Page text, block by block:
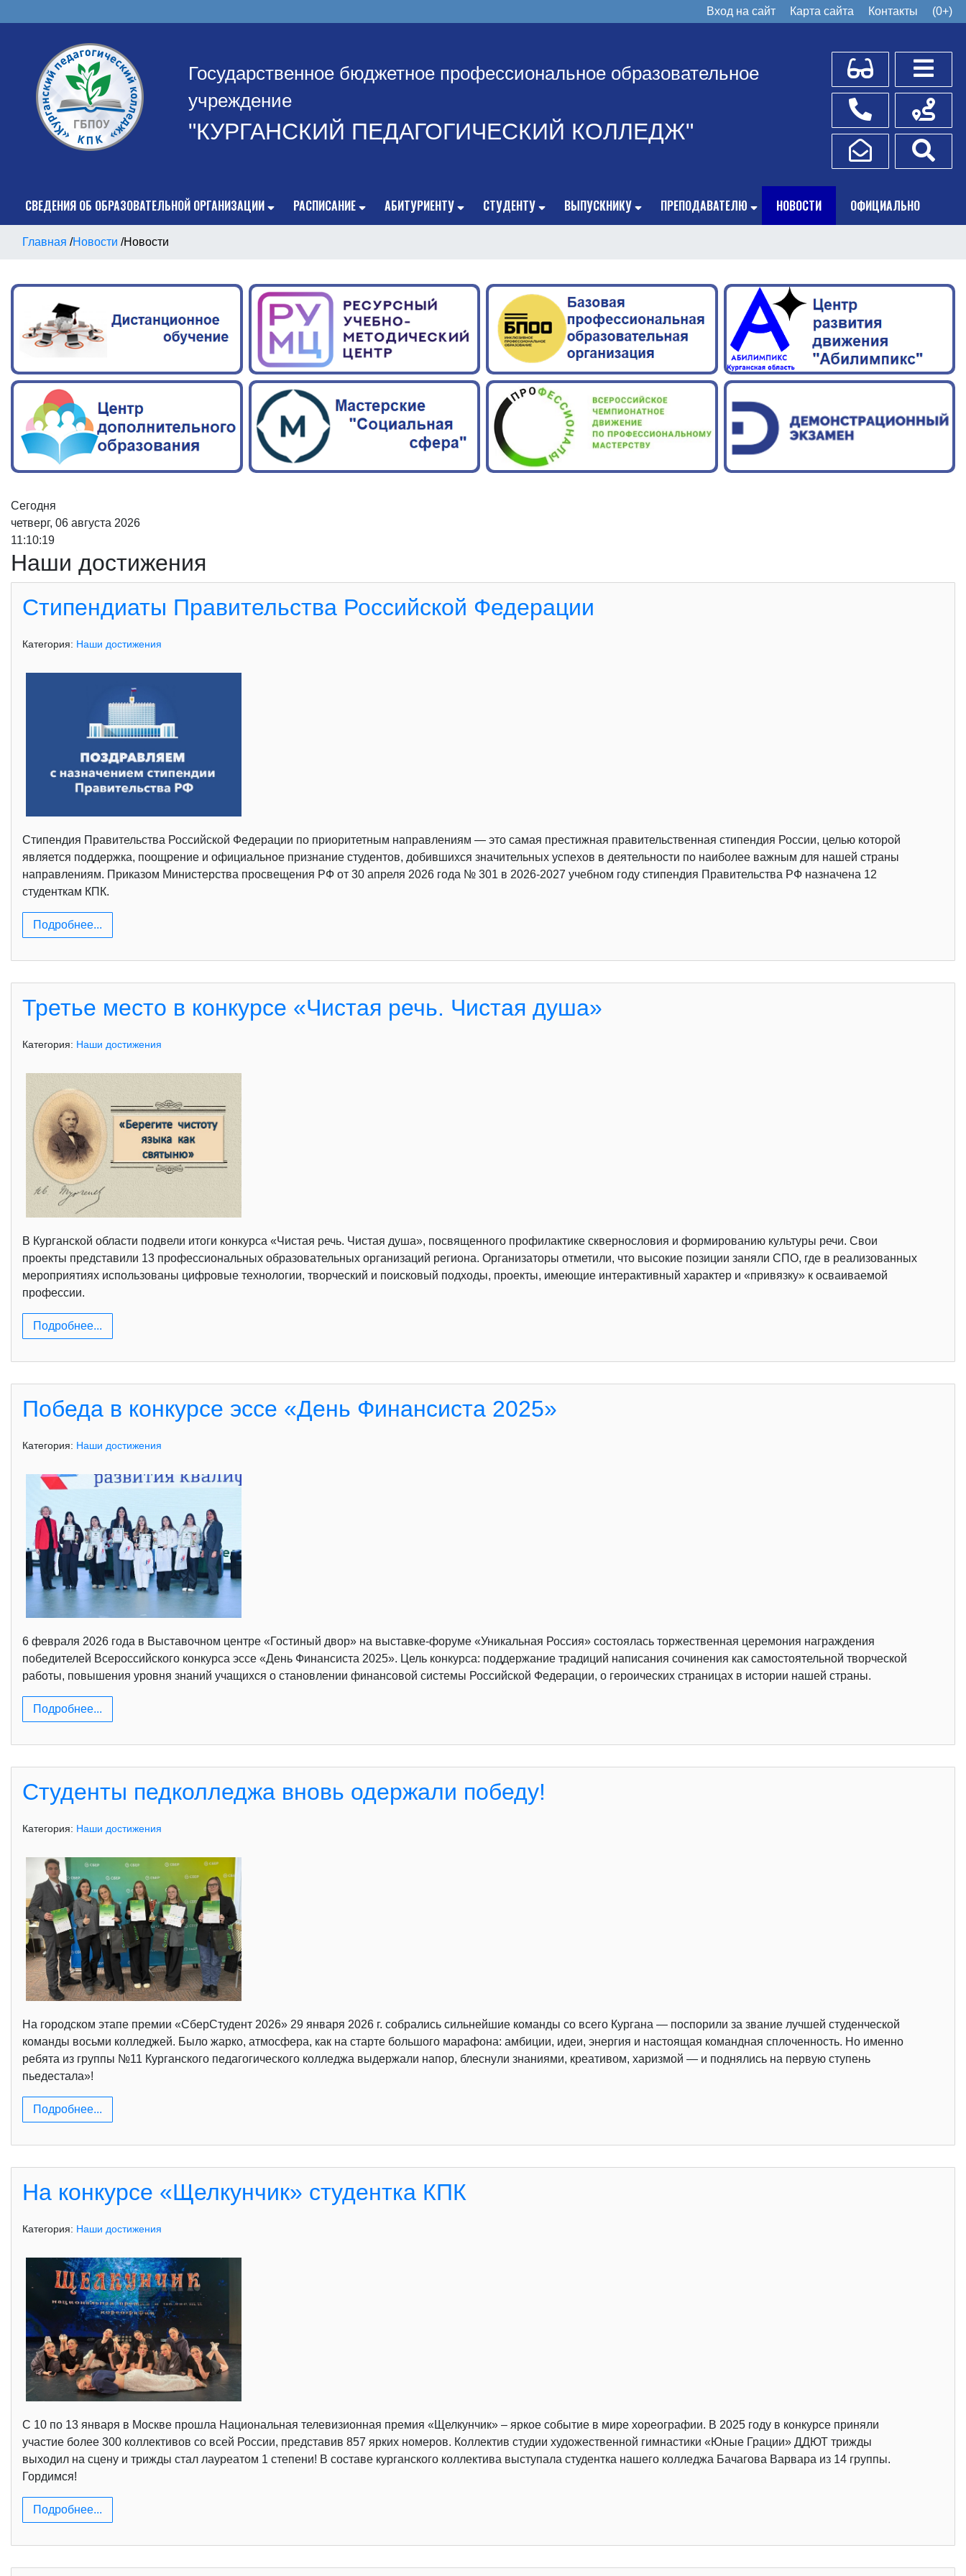
Вход на сайт Карта сайта Контакты (0+)
Государственное бюджетное профессиональное образовательное
учреждение
"КУРГАНСКИЙ ПЕДАГОГИЧЕСКИЙ КОЛЛЕДЖ"
Для слабовидящих
Телефоны
Написать обращение
Схема
СВЕДЕНИЯ ОБ ОБРАЗОВАТЕЛЬНОЙ ОРГАНИЗАЦИИ РАСПИСАНИЕ АБИТУРИЕНТУ СТУДЕНТУ ВЫПУСКНИКУ ПРЕПОДАВАТЕЛЮ НОВОСТИ ОФИЦИАЛЬНО
Главная /Новости /Новости
Сегодня
четверг, 06 августа 2026
11:10:20
Наши достижения
Стипендиаты Правительства Российской Федерации
Категория: Наши достижения
Стипендия Правительства Российской Федерации по приоритетным направлениям — это самая престижная правительственная стипендия России, целью которой
является поддержка, поощрение и официальное признание студентов, добившихся значительных успехов в деятельности по наиболее важным для нашей страны
направлениям. Приказом Министерства просвещения РФ от 30 апреля 2026 года № 301 в 2026-2027 учебном году стипендия Правительства РФ назначена 12
студенткам КПК.
Подробнее...
Третье место в конкурсе «Чистая речь. Чистая душа»
Категория: Наши достижения
В Курганской области подвели итоги конкурса «Чистая речь. Чистая душа», посвященного профилактике сквернословия и формированию культуры речи. Свои
проекты представили 13 профессиональных образовательных организаций региона. Организаторы отметили, что высокие позиции заняли СПО, где в реализованных
мероприятиях использованы цифровые технологии, творческий и поисковый подходы, проекты, имеющие интерактивный характер и «привязку» к осваиваемой
профессии.
Подробнее...
Победа в конкурсе эссе «День Финансиста 2025»
Категория: Наши достижения
6 февраля 2026 года в Выставочном центре «Гостиный двор» на выставке-форуме «Уникальная Россия» состоялась торжественная церемония награждения
победителей Всероссийского конкурса эссе «День Финансиста 2025». Цель конкурса: поддержание традиций написания сочинения как самостоятельной творческой
работы, повышения уровня знаний учащихся о становлении финансовой системы Российской Федерации, о героических страницах в истории нашей страны.
Подробнее...
Студенты педколледжа вновь одержали победу!
Категория: Наши достижения
На городском этапе премии «СберСтудент 2026» 29 января 2026 г. собрались сильнейшие команды со всего Кургана — поспорили за звание лучшей студенческой
команды восьми колледжей. Было жарко, атмосфера, как на старте большого марафона: амбиции, идеи, энергия и настоящая командная сплоченность. Но именно
ребята из группы №11 Курганского педагогического колледжа выдержали напор, блеснули знаниями, креативом, харизмой — и поднялись на первую ступень
пьедестала»!
Подробнее...
На конкурсе «Щелкунчик» студентка КПК
Категория: Наши достижения
С 10 по 13 января в Москве прошла Национальная телевизионная премия «Щелкунчик» – яркое событие в мире хореографии. В 2025 году в конкурсе приняли
участие более 300 коллективов со всей России, представив 857 ярких номеров. Коллектив студии художественной гимнастики «Юные Грации» ДДЮТ трижды
выходил на сцену и трижды стал лауреатом 1 степени! В составе курганского коллектива выступала студентка нашего колледжа Бачагова Варвара из 14 группы.
Гордимся!
Подробнее...